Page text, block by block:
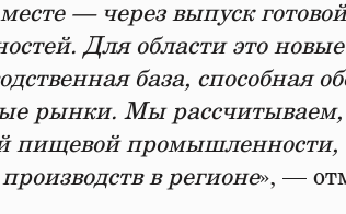
— через выпуск
Для области это
база, способная
рынки. Мы рассчитываем,
пищевой промышленности,
в регионе», —